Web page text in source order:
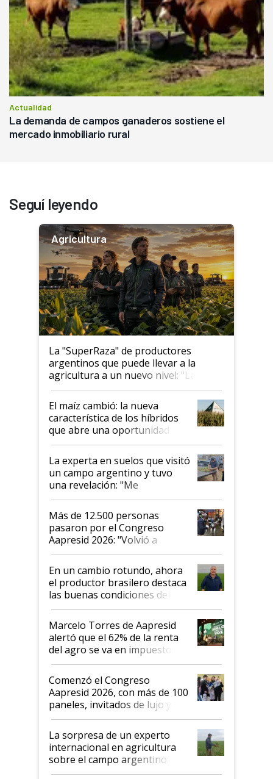
Actualidad
La demanda de campos ganaderos sostiene el
mercado inmobiliario rural
Seguí leyendo
Agricultura
La "SuperRaza" de productores
argentinos que puede llevar a la
agricultura a un nuevo nivel: "Las
posibilidades de crecimiento son
infinitas"
El maíz cambió: la nueva
característica de los híbridos
que abre una oportunidad en
el lote
La experta en suelos que visitó
un campo argentino y tuvo
una revelación: "Me
impresionó mucho"
Más de 12.500 personas
pasaron por el Congreso
Aapresid 2026: "Volvió a
demostrar que hablar del
suelo es hablar de todo el
sistema productivo"
En un cambio rotundo, ahora
el productor brasilero destaca
las buenas condiciones del
agro argentino para invertir:
"Los veo más motivados"
Marcelo Torres de Aapresid
alertó que el 62% de la renta
del agro se va en impuestos:
"No es bueno que en
Argentina se sigan discutiendo
las mismas cosas de hace 50
años"
Comenzó el Congreso
Aapresid 2026, con más de 100
paneles, invitados de lujo y
todas las tendencias
La sorpresa de un experto
internacional en agricultura
sobre el campo argentino:
"Estoy muy impresionado"